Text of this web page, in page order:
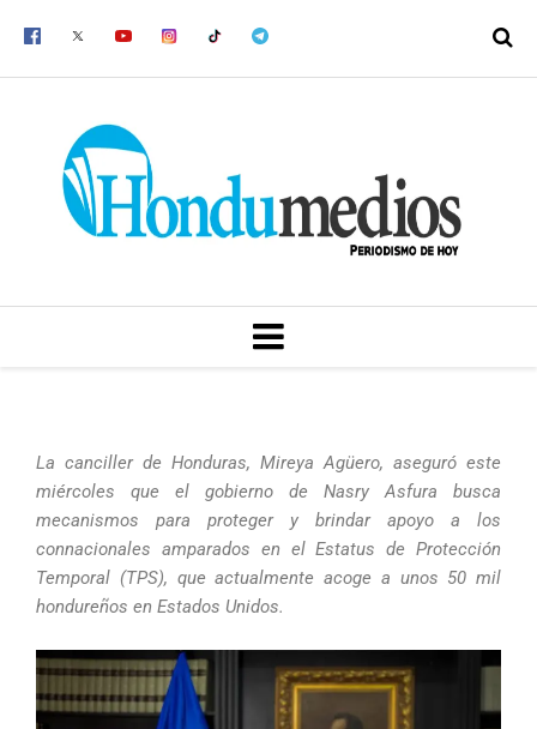
MENU
La canciller de Honduras, Mireya Agüero, aseguró este
miércoles que el gobierno de Nasry Asfura busca
mecanismos para proteger y brindar apoyo a los
connacionales amparados en el Estatus de Protección
Temporal (TPS), que actualmente acoge a unos 50 mil
hondureños en Estados Unidos.